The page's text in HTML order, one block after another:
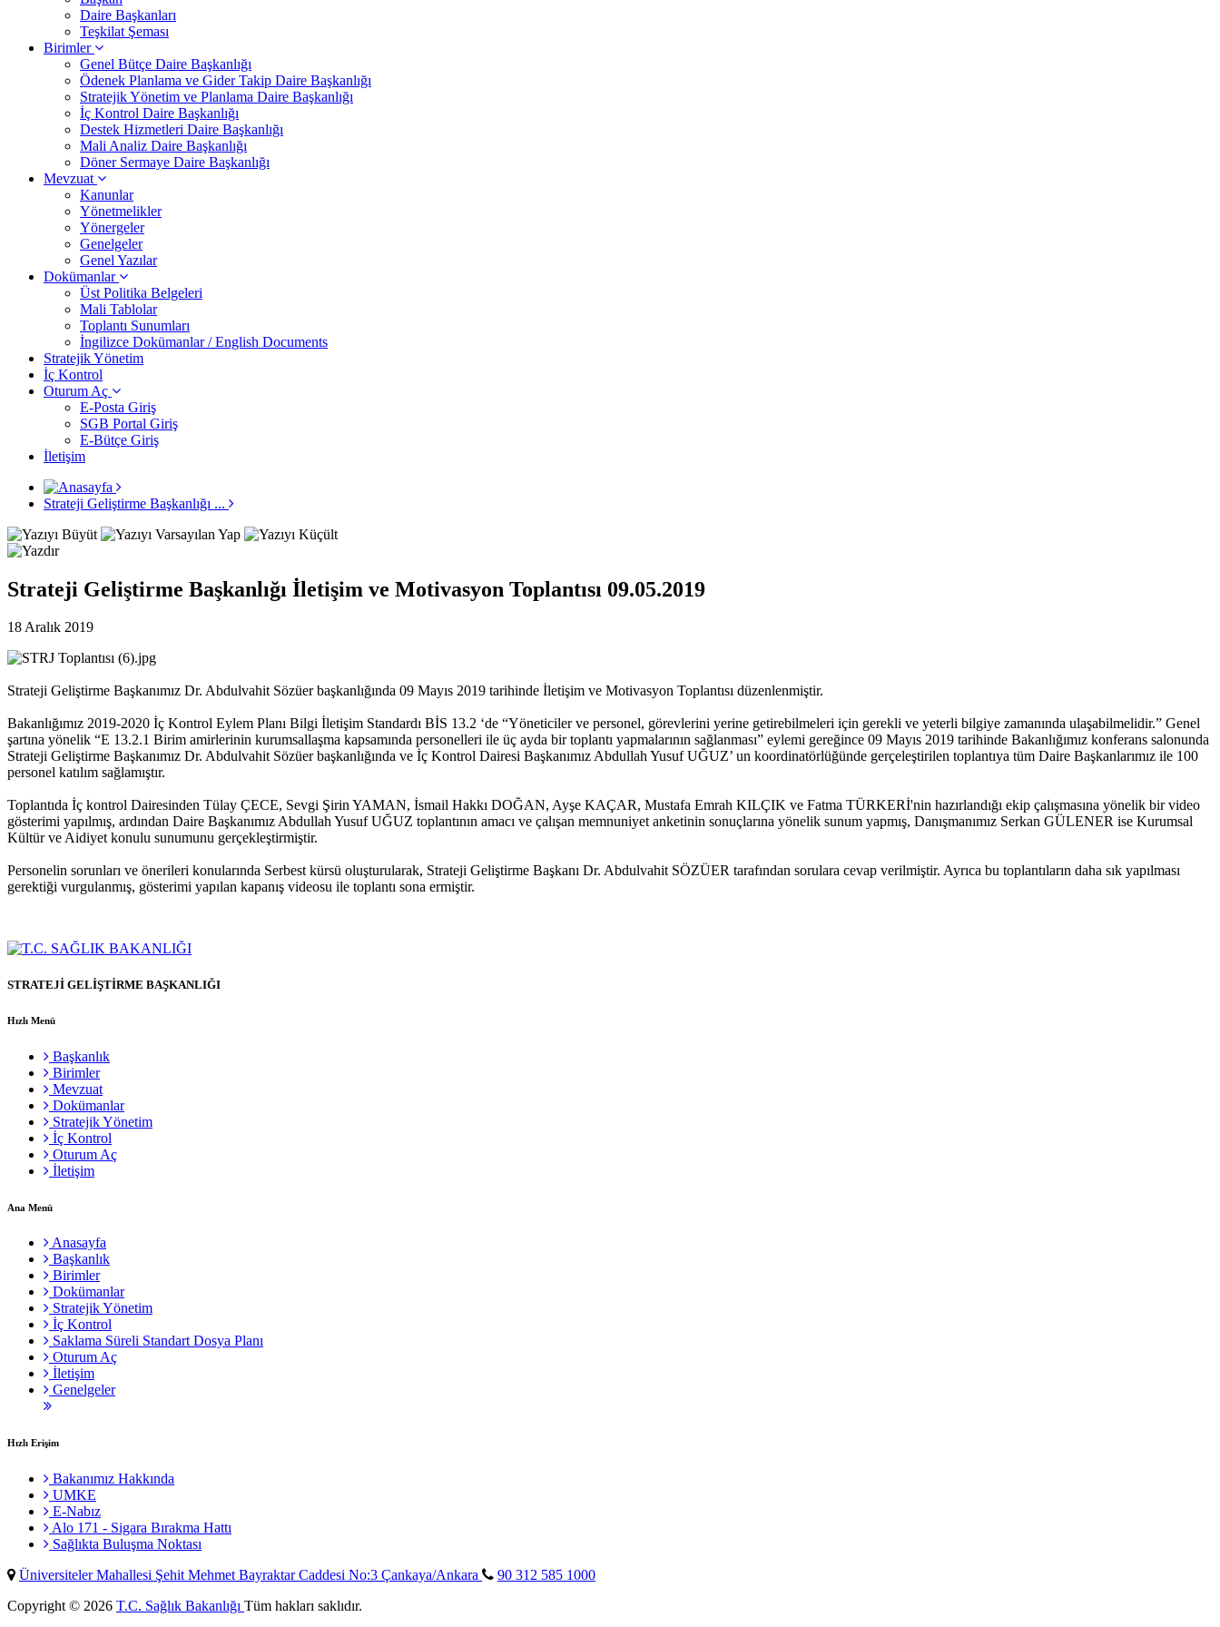
Daire Başkanları
Teşkilat Şeması
Birimler
Genel Bütçe Daire Başkanlığı
Ödenek Planlama ve Gider Takip Daire Başkanlığı
Stratejik Yönetim ve Planlama Daire Başkanlığı
İç Kontrol Daire Başkanlığı
Destek Hizmetleri Daire Başkanlığı
Mali Analiz Daire Başkanlığı
Döner Sermaye Daire Başkanlığı
Mevzuat
Kanunlar
Yönetmelikler
Yönergeler
Genelgeler
Genel Yazılar
Dokümanlar
Üst Politika Belgeleri
Mali Tablolar
Toplantı Sunumları
İngilizce Dokümanlar / English Documents
Stratejik Yönetim
İç Kontrol
Oturum Aç
E-Posta Giriş
SGB Portal Giriş
E-Bütçe Giriş
İletişim
Strateji Geliştirme Başkanlığı ...
Strateji Geliştirme Başkanlığı İletişim ve Motivasyon Toplantısı 09.05.2019
18 Aralık 2019
Strateji Geliştirme Başkanımız Dr. Abdulvahit Sözüer başkanlığında 09 Mayıs 2019 tarihinde İletişim ve Motivasyon Toplantısı düzenlenmiştir.
Bakanlığımız 2019-2020 İç Kontrol Eylem Planı Bilgi İletişim Standardı BİS 13.2 ‘de “Yöneticiler ve personel, görevlerini yerine getirebilmeleri için gerekli ve yeterli bilgiye zamanında ulaşabilmelidir.” Genel
şartına yönelik “E 13.2.1 Birim amirlerinin kurumsallaşma kapsamında personelleri ile üç ayda bir toplantı yapmalarının sağlanması” eylemi gereğince 09 Mayıs 2019 tarihinde Bakanlığımız konferans salonunda
Strateji Geliştirme Başkanımız Dr. Abdulvahit Sözüer başkanlığında ve İç Kontrol Dairesi Başkanımız Abdullah Yusuf UĞUZ’ un koordinatörlüğünde gerçeleştirilen toplantıya tüm Daire Başkanlarımız ile 100
personel katılım sağlamıştır.
Toplantıda İç kontrol Dairesinden Tülay ÇECE, Sevgi Şirin YAMAN, İsmail Hakkı DOĞAN, Ayşe KAÇAR, Mustafa Emrah KILÇIK ve Fatma TÜRKERİ'nin hazırlandığı ekip çalışmasına yönelik bir video
gösterimi yapılmış, ardından Daire Başkanımız Abdullah Yusuf UĞUZ toplantının amacı ve çalışan memnuniyet anketinin sonuçlarına yönelik sunum yapmış, Danışmanımız Serkan GÜLENER ise Kurumsal
Kültür ve Aidiyet konulu sunumunu gerçekleştirmiştir.
Personelin sorunları ve önerileri konularında Serbest kürsü oluşturularak, Strateji Geliştirme Başkanı Dr. Abdulvahit SÖZÜER tarafından sorulara cevap verilmiştir. Ayrıca bu toplantıların daha sık yapılması
gerektiği vurgulanmış, gösterimi yapılan kapanış videosu ile toplantı sona ermiştir.
STRATEJİ GELİŞTİRME BAŞKANLIĞI
Hızlı Menü
Başkanlık
Birimler
Mevzuat
Dokümanlar
Stratejik Yönetim
İç Kontrol
Oturum Aç
İletişim
Ana Menü
Anasayfa
Başkanlık
Birimler
Dokümanlar
Stratejik Yönetim
İç Kontrol
Saklama Süreli Standart Dosya Planı
Oturum Aç
İletişim
Genelgeler
Hızlı Erişim
Bakanımız Hakkında
UMKE
E-Nabız
Alo 171 - Sigara Bırakma Hattı
Sağlıkta Buluşma Noktası
Üniversiteler Mahallesi Şehit Mehmet Bayraktar Caddesi No:3 Çankaya/Ankara
90 312 585 1000
Copyright © 2026 T.C. Sağlık Bakanlığı Tüm hakları saklıdır.